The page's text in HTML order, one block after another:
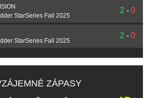
StarSeries Fall 2025
2 - 0
StarSeries Fall 2025
2 - 0
ZÁPASY